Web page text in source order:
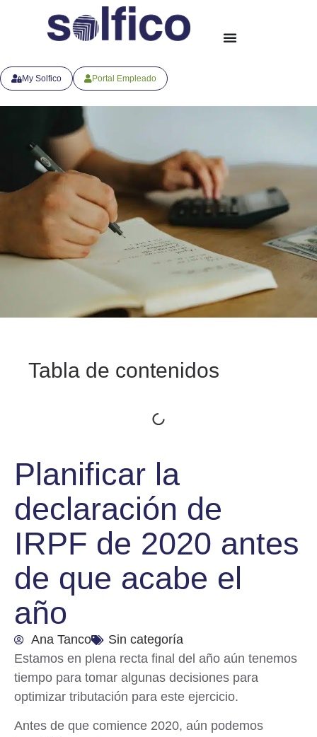
My Solfico Portal Empleado
Tabla de contenidos
Planificar la
declaración de
IRPF de 2020 antes
de que acabe el
año
Ana Tanco
Sin categoría
Estamos en plena recta final del año aún tenemos
tiempo para tomar algunas decisiones para
optimizar tributación para este ejercicio.
Antes de que comience 2020, aún podemos